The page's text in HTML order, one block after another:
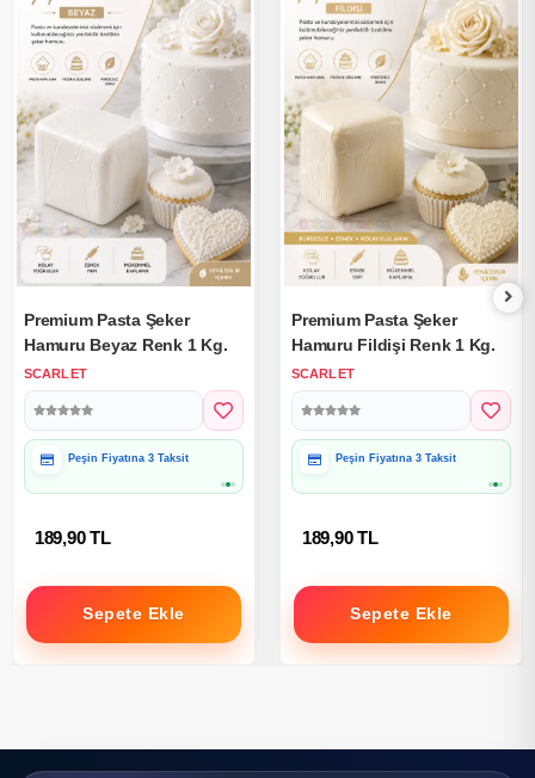
Premium Pasta Şeker
Hamuru Beyaz Renk 1 Kg.
SCARLET
Peşin Fiyatına 3 Taksit
189,90 TL
Sepete Ekle
Premium Pasta Şeker
Hamuru Fildişi Renk 1 Kg.
SCARLET
Peşin Fiyatına 3 Taksit
189,90 TL
Sepete Ekle